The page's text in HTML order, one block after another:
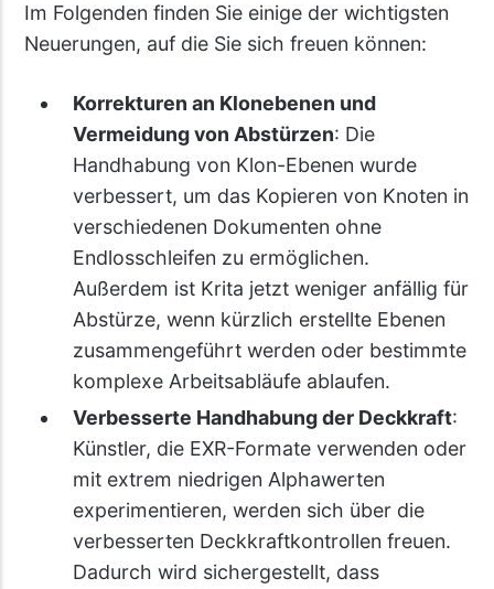
Im Folgenden finden Sie einige der wichtigsten
Neuerungen, auf die Sie sich freuen können:
Korrekturen an Klonebenen und
Vermeidung von Abstürzen: Die
Handhabung von Klon-Ebenen wurde
verbessert, um das Kopieren von Knoten in
verschiedenen Dokumenten ohne
Endlosschleifen zu ermöglichen.
Außerdem ist Krita jetzt weniger anfällig für
Abstürze, wenn kürzlich erstellte Ebenen
zusammengeführt werden oder bestimmte
komplexe Arbeitsabläufe ablaufen.
Verbesserte Handhabung der Deckkraft:
Künstler, die EXR-Formate verwenden oder
mit extrem niedrigen Alphawerten
experimentieren, werden sich über die
verbesserten Deckkraftkontrollen freuen.
Dadurch wird sichergestellt, dass